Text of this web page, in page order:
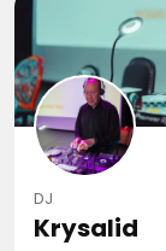
DJ
Krysalid